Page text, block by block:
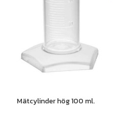
Mätcylinder hög 100 ml.